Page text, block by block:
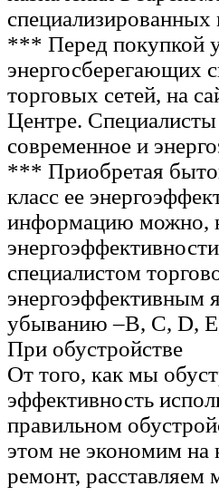
специализированных
*** Перед покупкой
энергосберегающих
торговых сетей, на
Центре.
современное и
*** Приобретая
класс ее
информацию можно,
специалистом
энергоэффективным
убыванию –B, C, D,
При обустройстве
От того, как мы
эффективность
правильном
этом не экономим
ремонт, расставляем